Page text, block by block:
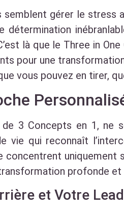
gérer le stress
là que le Three in
pour une
vous pouvez en tirer,
3 Concepts en 1, ne
vie qui reconnaît
uniquement
profonde et
et Votre